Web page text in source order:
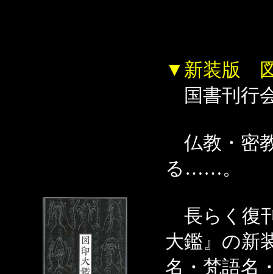
▼新装版
国書刊行
仏教・密
る……。
長らく復
大鑑』の新
名・梵語名